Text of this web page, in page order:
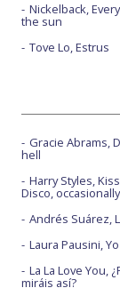
Nickelback,
the sun
Tove Lo, Estrus
Gracie Abrams,
hell
Harry Styles,
Disco,
Andrés Suárez,
Laura Pausini,
La La Love You,
miráis así?